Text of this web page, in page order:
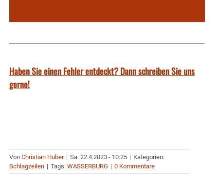
Haben Sie einen Fehler entdeckt? Dann schreiben Sie uns
gerne!
Von Christian Huber | Sa. 22.4.2023 - 10:25 | Kategorien:
Schlagzeilen | Tags: WASSERBURG | 0 Kommentare